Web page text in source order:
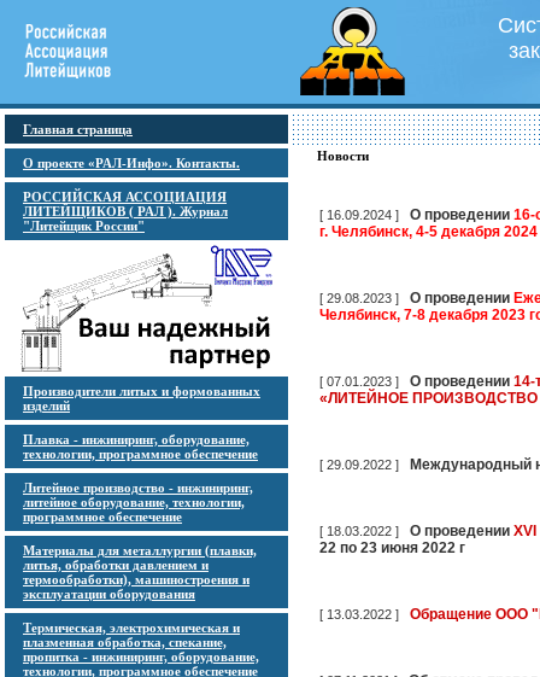
Главная страница
О проекте «РАЛ-Инфо». Контакты.
РОССИЙСКАЯ АССОЦИАЦИЯ
ЛИТЕЙЩИКОВ ( РАЛ ). Журнал
"Литейщик России"
Производители литых и формованных
изделий
Плавка - инжиниринг, оборудование,
технологии, программное обеспечение
Литейное производство - инжиниринг,
литейное оборудование, технологии,
программное обеспечение
Материалы для металлургии (плавки,
литья, обработки давлением и
термообработки), машиностроения и
эксплуатации оборудования
Термическая, электрохимическая и
плазменная обработка, спекание,
пропитка - инжиниринг, оборудование,
технологии, программное обеспечение
Новости
[ 16.09.2024 ] О проведении 16-
г. Челябинск, 4-5 декабря 2024
[ 29.08.2023 ] О проведении
Челябинск, 7-8 декабря 2023
[ 07.01.2023 ] О проведении 14-
«ЛИТЕЙНОЕ
[ 29.09.2022 ] Международный
[ 18.03.2022 ] О проведении
22 по 23 июня 2022 г
[ 13.03.2022 ] Обращение ООО